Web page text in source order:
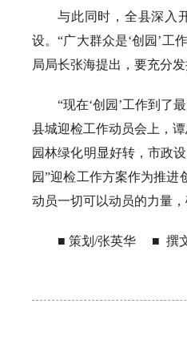
与此同时，全县深入
设。“广大群众是‘创园’工
局局长张海提出，要充分
“现在‘创园’工作到了
县城迎检工作动员会上，
园林绿化明显好转，市政
园”迎检工作方案作为推
动员一切可以动员的力量
■ 策划/张英华 ■ 撰